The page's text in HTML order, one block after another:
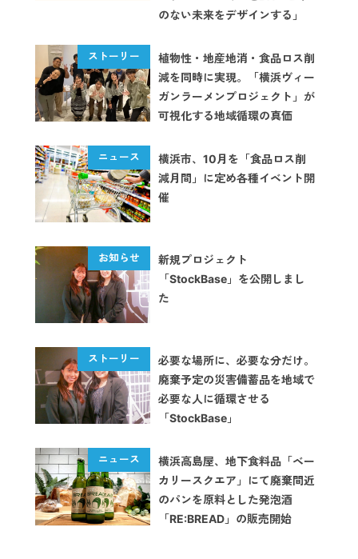
のない未来をデザインする」
植物性・地産地消・食品ロス削
減を同時に実現。「横浜ヴィー
ガンラーメンプロジェクト」が
可視化する地域循環の真価
横浜市、10月を「食品ロス削
減月間」に定め各種イベント開
催
新規プロジェクト
「StockBase」を公開しまし
た
必要な場所に、必要な分だけ。
廃棄予定の災害備蓄品を地域で
必要な人に循環させる
「StockBase」
横浜高島屋、地下食料品「ベー
カリースクエア」にて廃棄間近
のパンを原料とした発泡酒
「RE:BREAD」の販売開始